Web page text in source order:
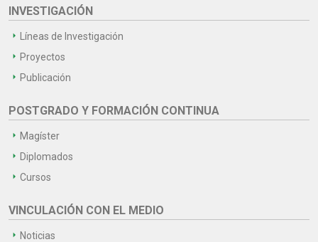
INVESTIGACIÓN
Líneas de Investigación
Proyectos
Publicación
POSTGRADO Y FORMACIÓN CONTINUA
Magíster
Diplomados
Cursos
VINCULACIÓN CON EL MEDIO
Noticias